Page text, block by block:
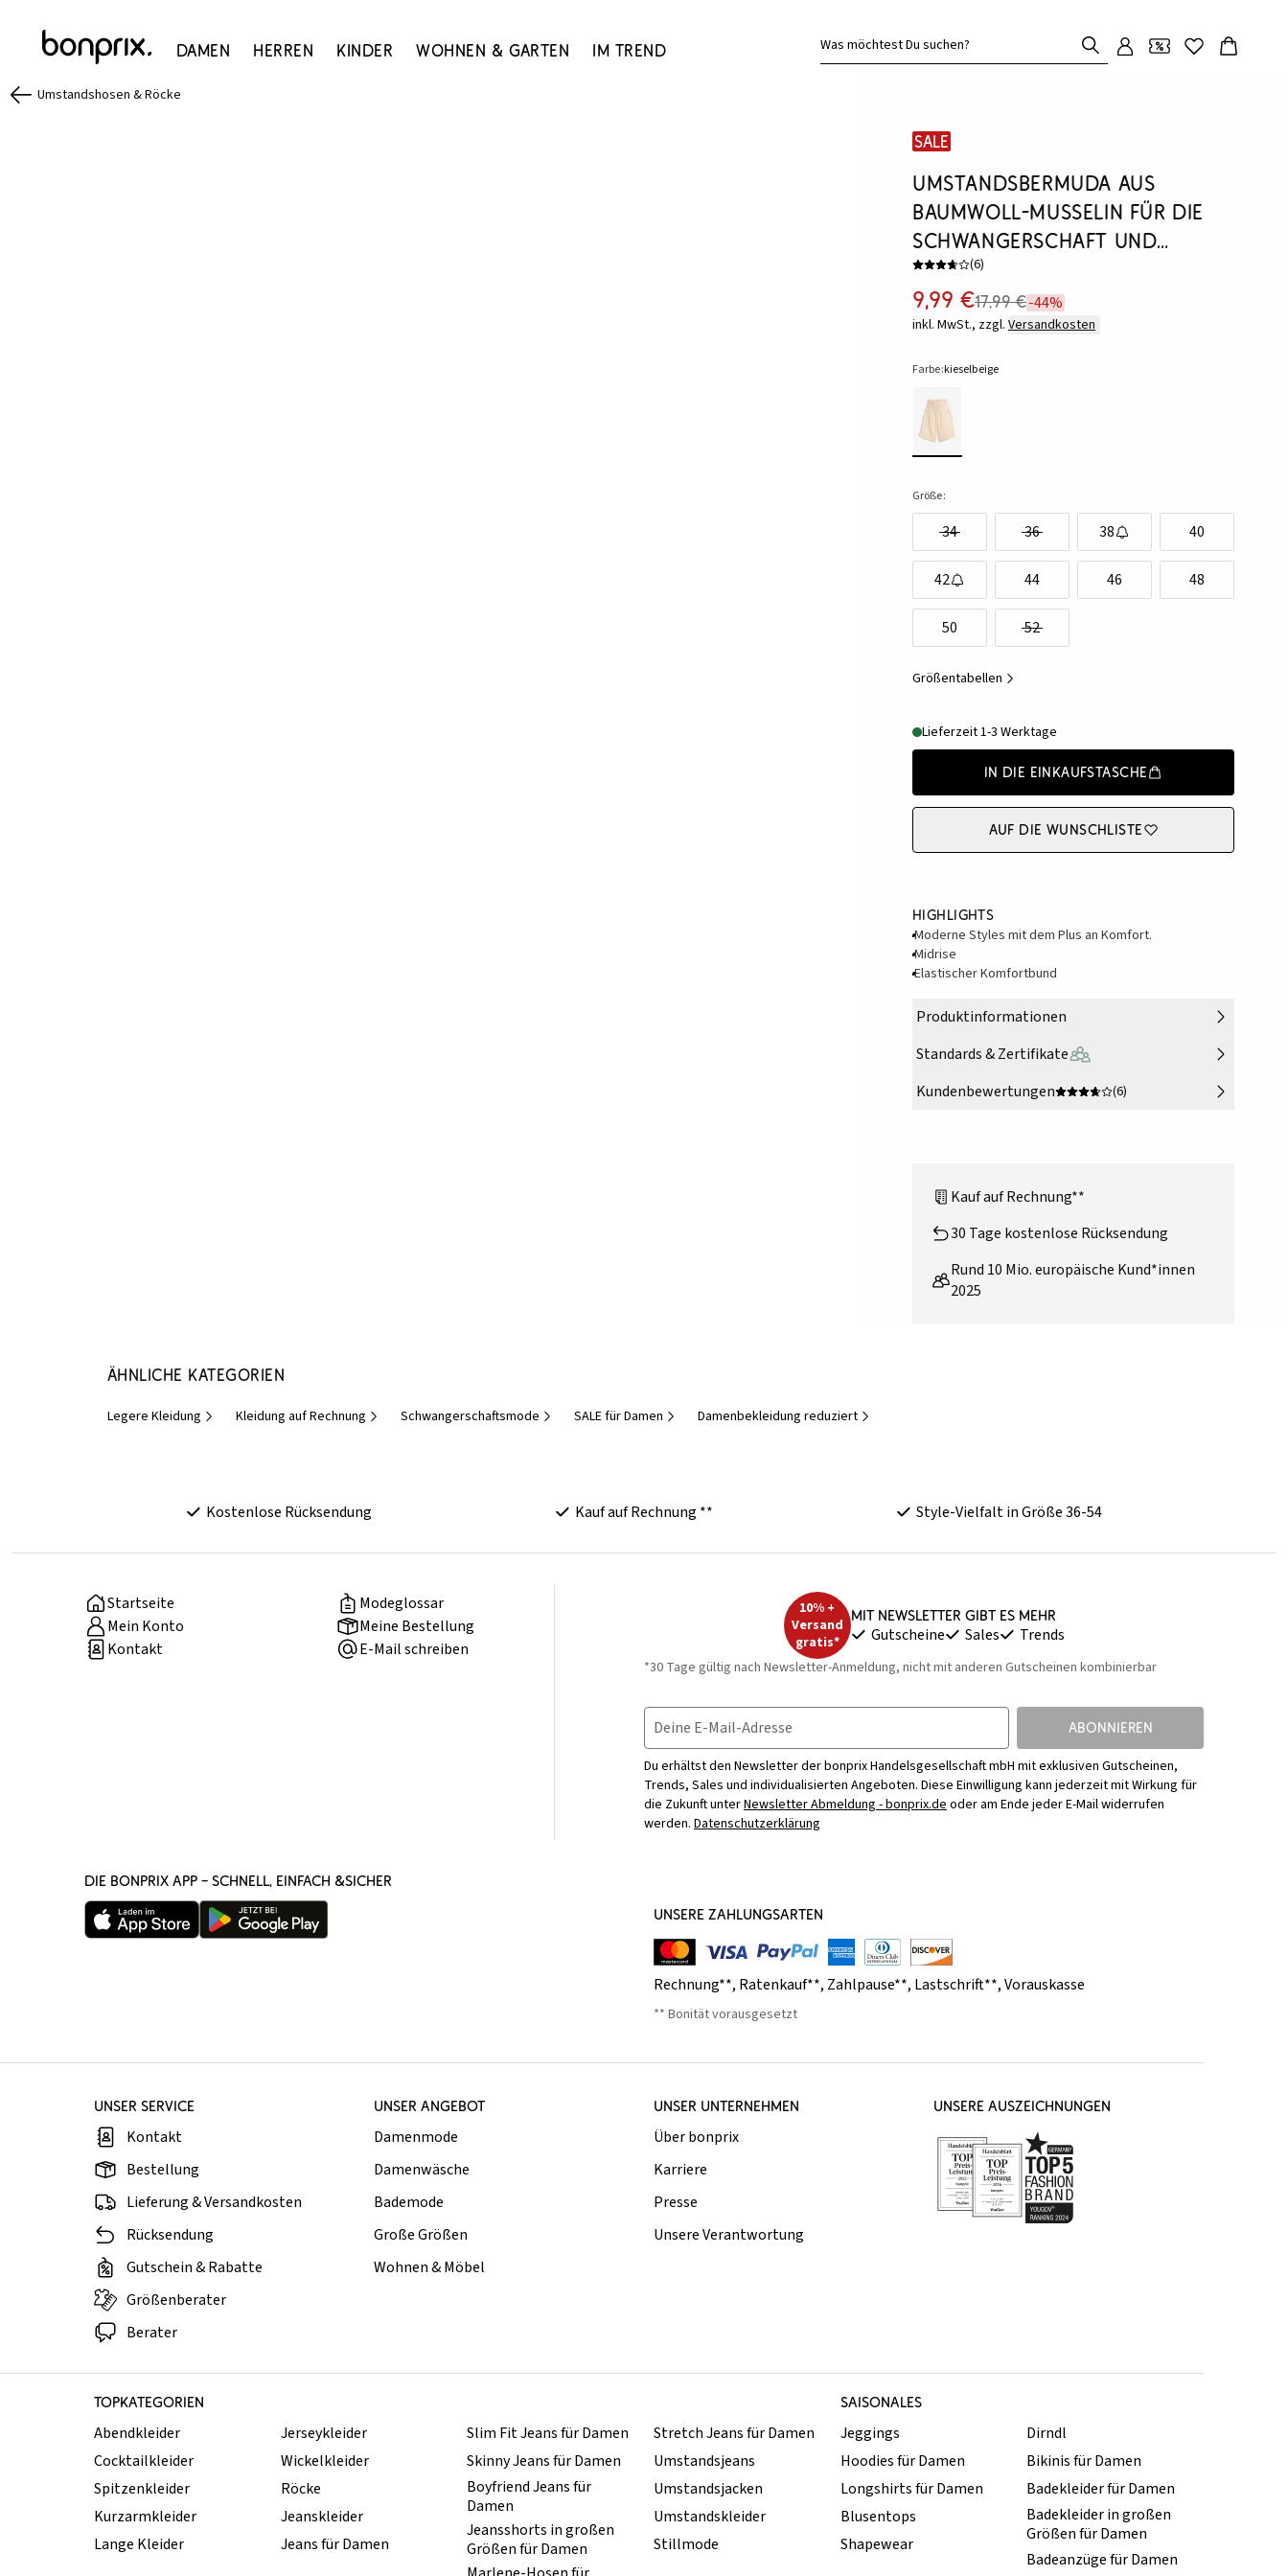
Damen Herren Kinder Wohnen & Garten Im Trend Was möchtest Du suchen?
Umstandshosen & Röcke
SALE
Umstandsbermuda aus
Baumwoll-Musselin für die
Schwangerschaft und
danach
(6)
9,99 €17,99 €-44%
inkl. MwSt., zzgl. Versandkosten
Farbe:kieselbeige
Größe:
34 36 38 40
42 44 46 48
50 52
Größentabellen
Lieferzeit 1-3 Werktage
In die Einkaufstasche
Auf die Wunschliste
Highlights
Moderne Styles mit dem Plus an Komfort.
Midrise
Elastischer Komfortbund
Produktinformationen
Standards & Zertifikate
Kundenbewertungen
(6)
Kauf auf Rechnung**
30 Tage kostenlose Rücksendung
Rund 10 Mio. europäische Kund*innen
2025
Ähnliche Kategorien
Legere Kleidung Kleidung auf Rechnung Schwangerschaftsmode SALE für Damen Damenbekleidung reduziert
Kostenlose Rücksendung Kauf auf Rechnung ** Style-Vielfalt in Größe 36-54
Startseite
Modeglossar
Mein Konto
Meine Bestellung
Kontakt
E-Mail schreiben
10% +
Versand
gratis*
Mit Newsletter gibt es mehr
Gutscheine Sales Trends
*30 Tage gültig nach Newsletter-Anmeldung, nicht mit anderen Gutscheinen kombinierbar
Deine E-Mail-Adresse ABONNIEREN
Du erhältst den Newsletter der bonprix Handelsgesellschaft mbH mit exklusiven Gutscheinen,
Trends, Sales und individualisierten Angeboten. Diese Einwilligung kann jederzeit mit Wirkung für
die Zukunft unterNewsletter Abmeldung - bonprix.deoder am Ende jeder E-Mail widerrufen
werden. Datenschutzerklärung
DIE BONPRIX APP – SCHNELL, EINFACH &SICHER
UNSERE ZAHLUNGSARTEN
Rechnung**, Ratenkauf**, Zahlpause**, Lastschrift**,Vorauskasse
** Bonität vorausgesetzt
UNSER SERVICE
Kontakt
Bestellung
Lieferung & Versandkosten
Rücksendung
Gutschein & Rabatte
Größenberater
Berater
UNSER ANGEBOT
Damenmode
Damenwäsche
Bademode
Große Größen
Wohnen & Möbel
UNSER UNTERNEHMEN
Über bonprix
Karriere
Presse
Unsere Verantwortung
UNSERE AUSZEICHNUNGEN
TOPKATEGORIEN SAISONALES
Abendkleider
Cocktailkleider
Spitzenkleider
Kurzarmkleider
Lange Kleider
Jerseykleider
Wickelkleider
Röcke
Jeanskleider
Jeans für Damen
Slim Fit Jeans für Damen
Skinny Jeans für Damen
Boyfriend Jeans für
Damen
Jeansshorts in großen
Größen für Damen
Stretch Jeans für Damen
Umstandsjeans
Umstandsjacken
Umstandskleider
Stillmode
Jeggings
Hoodies für Damen
Longshirts für Damen
Blusentops
Shapewear
Dirndl
Bikinis für Damen
Badekleider für Damen
Badekleider in großen
Größen für Damen
Badeanzüge für Damen